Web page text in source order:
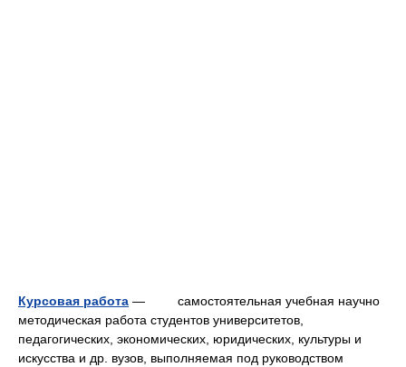
Курсовая работа — самостоятельная учебная научно
методическая работа студентов университетов,
педагогических, экономических, юридических, культуры и
искусства и др. вузов, выполняемая под руководством